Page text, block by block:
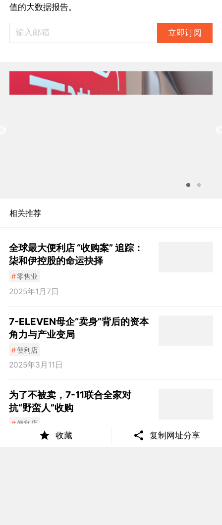
值的大数据报告。
立即订阅
相关推荐
全球最大便利店 “收购案” 追踪：
柒和伊控股的命运抉择
#零售业
2025年1月7日
7-ELEVEN母企“卖身”背后的资本
角力与产业变局
#便利店
2025年3月11日
为了不被卖，7-11联合全家对
抗“野蛮人”收购
#便利店
2024年11月14日
收藏 复制网址分享